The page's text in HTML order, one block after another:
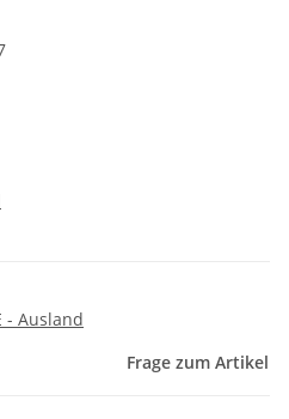
- Ausland
Frage zum Artikel